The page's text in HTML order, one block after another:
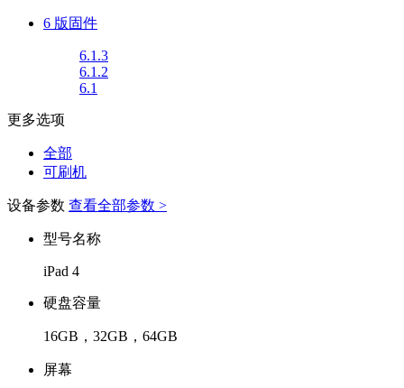
6 版固件
6.1.3
6.1.2
6.1
更多选项
全部
可刷机
设备参数 查看全部参数 >
型号名称
iPad 4
硬盘容量
16GB，32GB，64GB
屏幕